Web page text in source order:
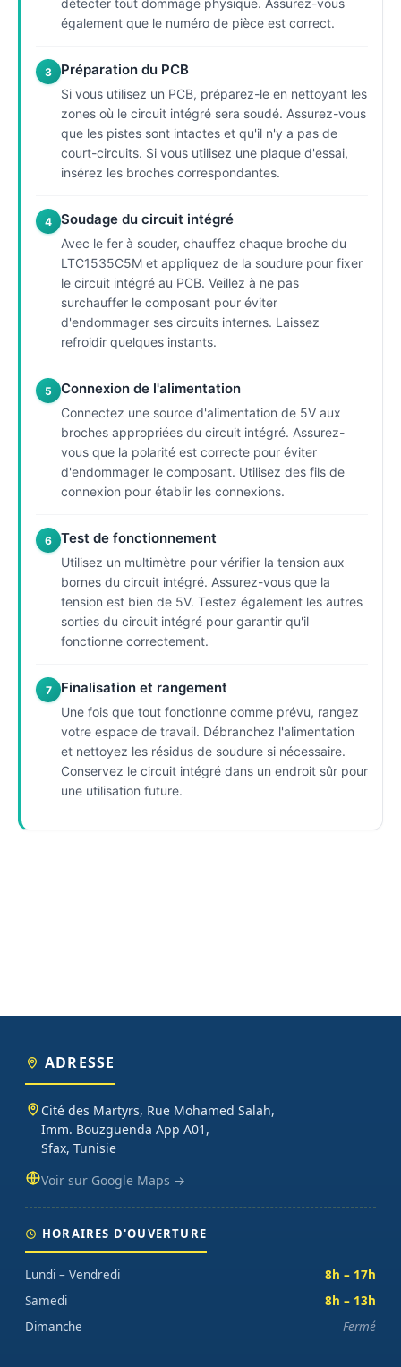
détecter tout dommage physique. Assurez-vous
également que le numéro de pièce est correct.
3 Préparation du PCB
Si vous utilisez un PCB, préparez-le en nettoyant les
zones où le circuit intégré sera soudé. Assurez-vous
que les pistes sont intactes et qu'il n'y a pas de
court-circuits. Si vous utilisez une plaque d'essai,
insérez les broches correspondantes.
4 Soudage du circuit intégré
Avec le fer à souder, chauffez chaque broche du
LTC1535C5M et appliquez de la soudure pour fixer
le circuit intégré au PCB. Veillez à ne pas
surchauffer le composant pour éviter
d'endommager ses circuits internes. Laissez
refroidir quelques instants.
5 Connexion de l'alimentation
Connectez une source d'alimentation de 5V aux
broches appropriées du circuit intégré. Assurez-
vous que la polarité est correcte pour éviter
d'endommager le composant. Utilisez des fils de
connexion pour établir les connexions.
6 Test de fonctionnement
Utilisez un multimètre pour vérifier la tension aux
bornes du circuit intégré. Assurez-vous que la
tension est bien de 5V. Testez également les autres
sorties du circuit intégré pour garantir qu'il
fonctionne correctement.
7 Finalisation et rangement
Une fois que tout fonctionne comme prévu, rangez
votre espace de travail. Débranchez l'alimentation
et nettoyez les résidus de soudure si nécessaire.
Conservez le circuit intégré dans un endroit sûr pour
une utilisation future.
ADRESSE
Cité des Martyrs, Rue Mohamed Salah,
Imm. Bouzguenda App A01,
Sfax, Tunisie
Voir sur Google Maps →
HORAIRES D'OUVERTURE
Lundi – Vendredi
8h – 17h
Samedi
8h – 13h
Dimanche
Fermé